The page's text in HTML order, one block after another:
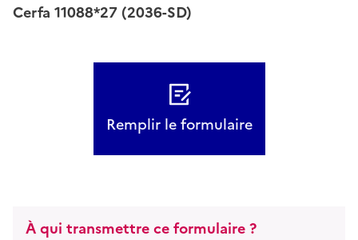
Cerfa 11088*27 (2036-SD)
Remplir le formulaire
À qui transmettre ce formulaire ?